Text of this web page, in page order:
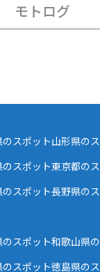
モトログ
スポット山形県の
スポット東京都の
スポット長野県の
スポット和歌山県
スポット徳島県の